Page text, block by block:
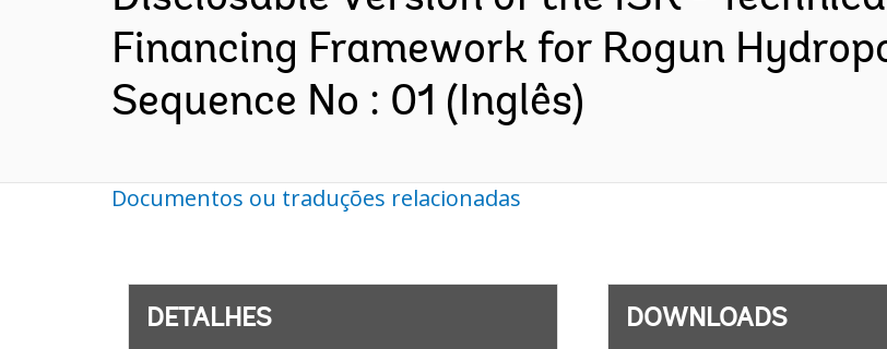
Financing Framework for Rogun
Sequence No : 01 (Inglês)
Documentos ou traduções relacionadas
DETALHES DOWNLOADS